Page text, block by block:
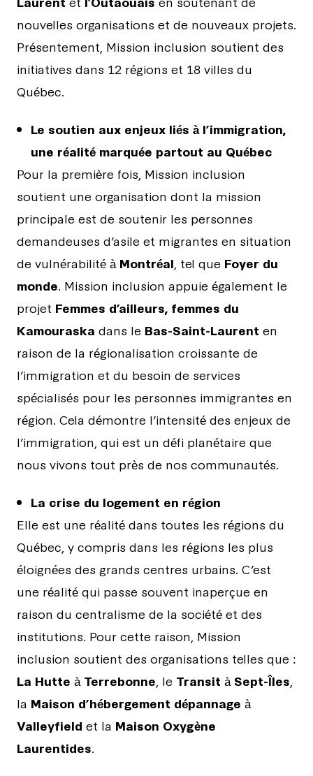
nouvelles organisations et de nouveaux projets.
Présentement, Mission inclusion soutient des
initiatives dans 12 régions et 18 villes du
Québec.
Le soutien aux enjeux liés à l’immigration,
une réalité marquée partout au Québec
Pour la première fois, Mission inclusion
soutient une organisation dont la mission
principale est de soutenir les personnes
demandeuses d’asile et migrantes en situation
de vulnérabilité à Montréal , tel que Foyer du
monde . Mission inclusion appuie également le
projet Femmes d’ailleurs, femmes du
Kamouraska dans le Bas-Saint-Laurent en
raison de la régionalisation croissante de
l’immigration et du besoin de services
spécialisés pour les personnes immigrantes en
région. Cela démontre l’intensité des enjeux de
l’immigration, qui est un défi planétaire que
nous vivons tout près de nos communautés.
La crise du logement en région
Elle est une réalité dans toutes les régions du
Québec, y compris dans les régions les plus
éloignées des grands centres urbains. C’est
une réalité qui passe souvent inaperçue en
raison du centralisme de la société et des
institutions. Pour cette raison, Mission
inclusion soutient des organisations telles que :
La Hutte à Terrebonne , le Transit à Sept-Îles
la Maison d’hébergement dépannage à
Valleyfield et la Maison Oxygène
Laurentides